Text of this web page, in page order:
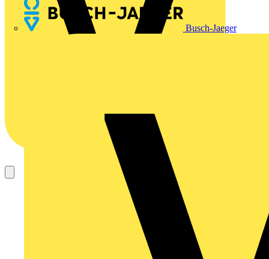
Busch-Jaeger